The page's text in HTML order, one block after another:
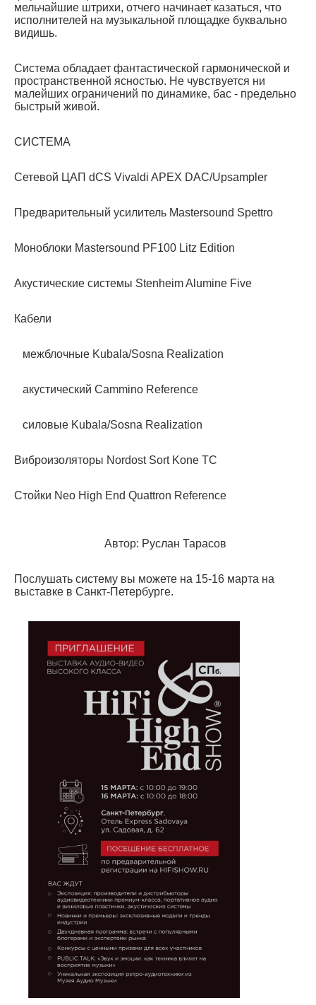
мельчайшие штрихи, отчего начинает казаться, что
исполнителей на музыкальной площадке буквально
видишь.
Система обладает фантастической гармонической и
пространственной ясностью. Не чувствуется ни
малейших ограничений по динамике, бас - предельно
быстрый живой.
СИСТЕМА
Сетевой ЦАП dCS Vivaldi APEX DAC/Upsampler
Предварительный усилитель Mastersound Spettro
Моноблоки Mastersound PF100 Litz Edition
Акустические системы Stenheim Alumine Five
Кабели
межблочные Kubala/Sosna Realization
акустический Cammino Reference
силовые Kubala/Sosna Realization
Виброизоляторы Nordost Sort Kone TC
Стойки Neo High End Quattron Reference
Автор: Руслан Тарасов
Послушать систему вы можете на 15-16 марта на
выставке в Санкт-Петербурге.